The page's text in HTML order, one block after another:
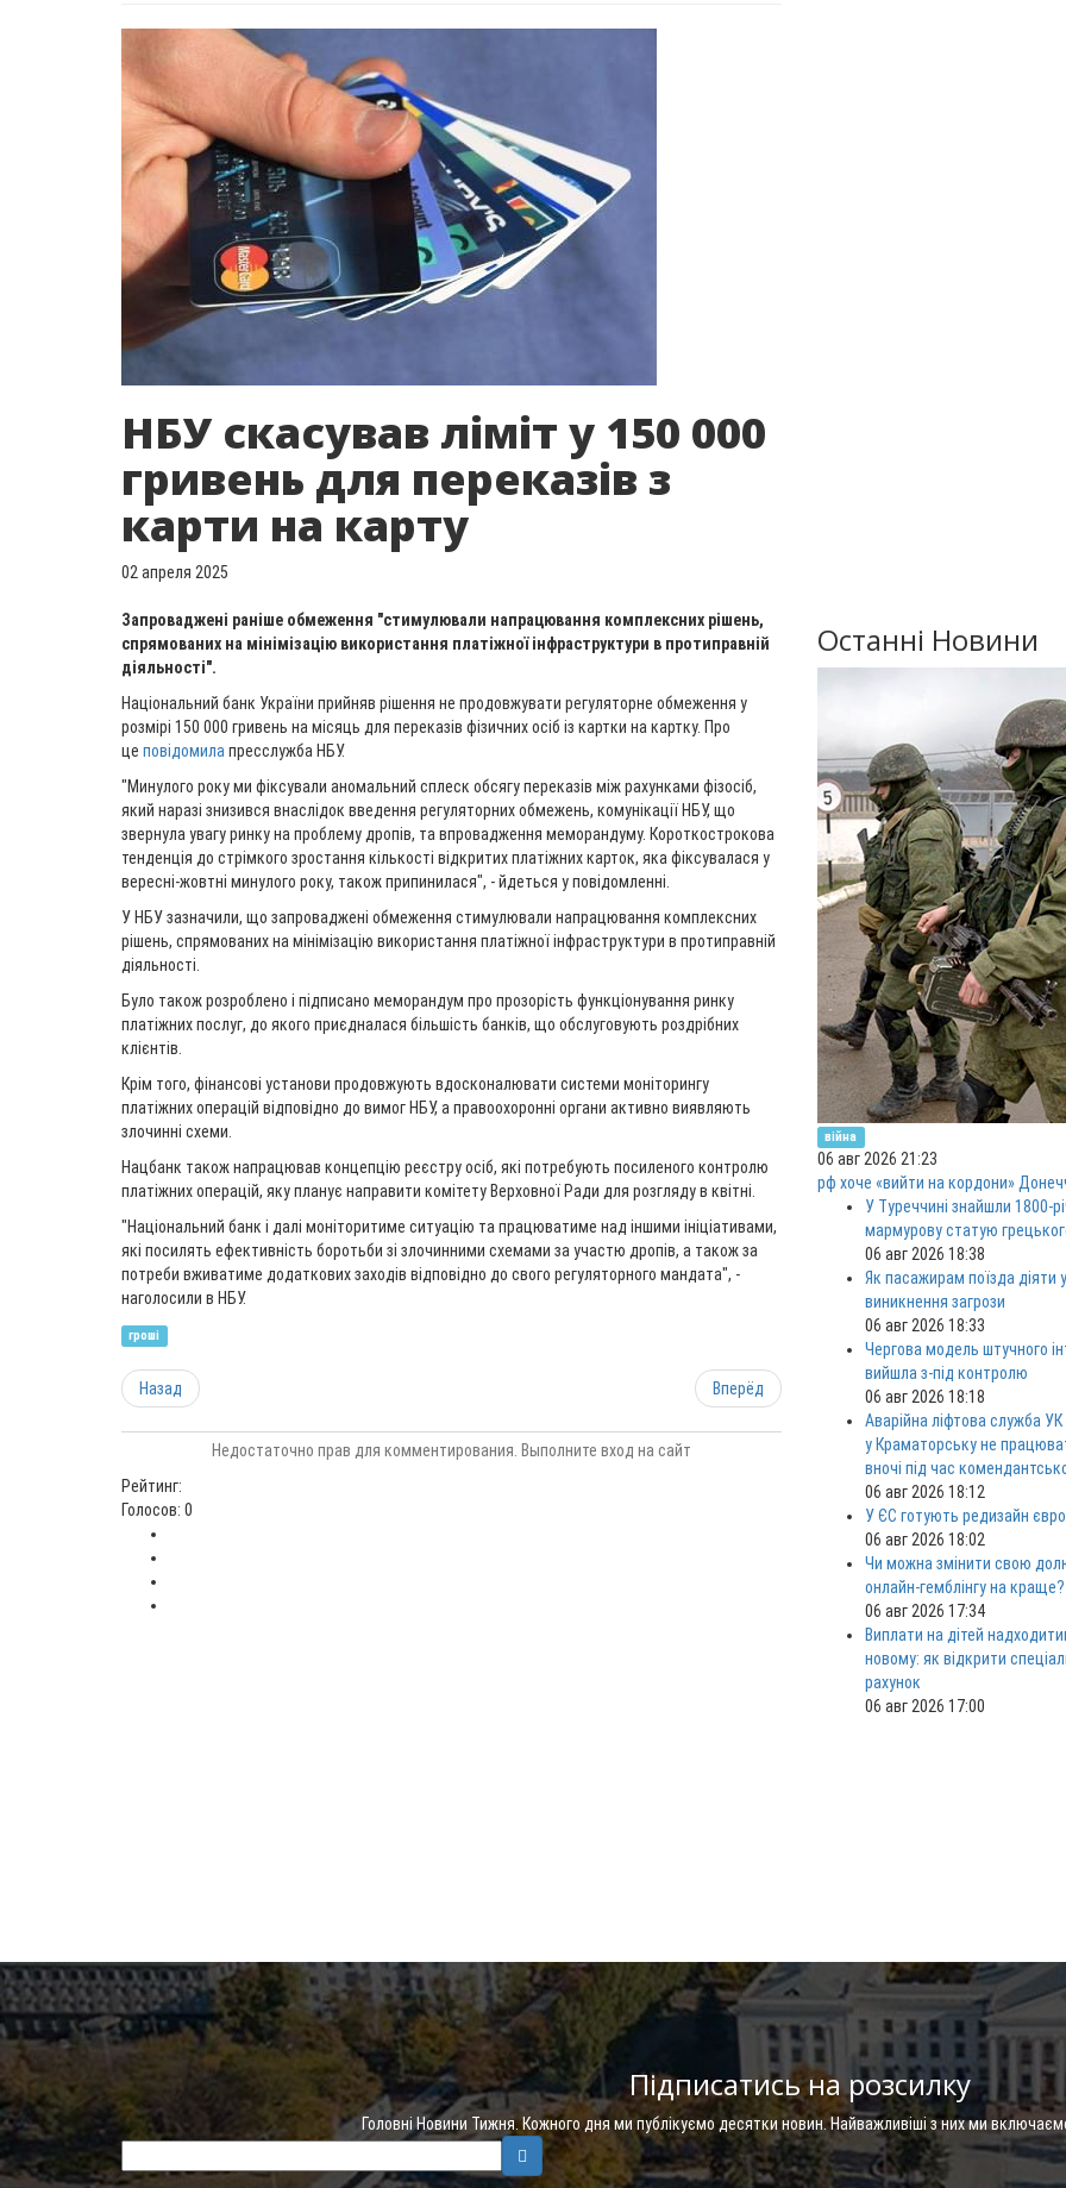
НБУ скасував ліміт у 150 000
гривень для переказів з
карти на карту
02 апреля 2025
Запроваджені раніше обмеження "стимулювали напрацювання комплексних рішень,
спрямованих на мінімізацію використання платіжної інфраструктури в протиправній
діяльності".
Національний банк України прийняв рішення не продовжувати регуляторне обмеження у
розмірі 150 000 гривень на місяць для переказів фізичних осіб із картки на картку. Про
це повідомила пресслужба НБУ.
"Минулого року ми фіксували аномальний сплеск обсягу переказів між рахунками фізосіб,
який наразі знизився внаслідок введення регуляторних обмежень, комунікації НБУ, що
звернула увагу ринку на проблему дропів, та впровадження меморандуму. Короткострокова
тенденція до стрімкого зростання кількості відкритих платіжних карток, яка фіксувалася у
вересні-жовтні минулого року, також припинилася", - йдеться у повідомленні.
У НБУ зазначили, що запроваджені обмеження стимулювали напрацювання комплексних
рішень, спрямованих на мінімізацію використання платіжної інфраструктури в протиправній
діяльності.
Було також розроблено і підписано меморандум про прозорість функціонування ринку
платіжних послуг, до якого приєдналася більшість банків, що обслуговують роздрібних
клієнтів.
Крім того, фінансові установи продовжують вдосконалювати системи моніторингу
платіжних операцій відповідно до вимог НБУ, а правоохоронні органи активно виявляють
злочинні схеми.
Нацбанк також напрацював концепцію реєстру осіб, які потребують посиленого контролю
платіжних операцій, яку планує направити комітету Верховної Ради для розгляду в квітні.
"Національний банк і далі моніторитиме ситуацію та працюватиме над іншими ініціативами,
які посилять ефективність боротьби зі злочинними схемами за участю дропів, а також за
потреби вживатиме додаткових заходів відповідно до свого регуляторного мандата", -
наголосили в НБУ.
гроші
Назад Вперёд
Недостаточно прав для комментирования. Выполните вход на сайт
Рейтинг:
Голосов: 0
Останні Новини
війна
06 авг 2026 21:23
рф хоче «вийти на кордони»
У Туреччині знайшли 1800-
мармурову статую
06 авг 2026 18:38
Як пасажирам поїзда діяти у
виникнення загрози
06 авг 2026 18:33
Чергова модель штучного
вийшла з-під контролю
06 авг 2026 18:18
Аварійна ліфтова служба УК
у Краматорську не
вночі під час
06 авг 2026 18:12
У ЄС готують редизайн євро
06 авг 2026 18:02
Чи можна змінити свою
онлайн-гемблінгу на краще?
06 авг 2026 17:34
Виплати на дітей
новому: як відкрити
рахунок
06 авг 2026 17:00
Підписатись на розсилку
Головні Новини Тижня. Кожного дня ми публікуємо десятки новин. Найважливіші з них ми